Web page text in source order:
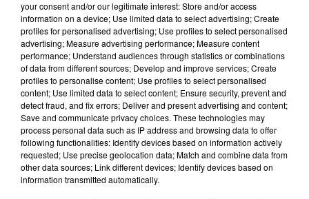
TITRES DIFFUSÉS
20h33
20h33 20h30
20h30
your consent and/or our legitimate interest: Store and/or access
information on a device; Use limited data to select advertising; Create
profiles for personalised advertising; Use profiles to select personalised
advertising; Measure advertising performance; Measure content
performance; Understand audiences through statistics or combinations
of data from different sources; Develop and improve services; Create
profiles to personalise content; Use profiles to select personalised
content; Use limited data to select content; Ensure security, prevent and
detect fraud, and fix errors; Deliver and present advertising and content;
Save and communicate privacy choices. These technologies may
process personal data such as IP address and browsing data to offer
following functionalities: Identify devices based on information actively
requested; Use precise geolocation data; Match and combine data from
other data sources; Link different devices; Identify devices based on
information transmitted automatically.